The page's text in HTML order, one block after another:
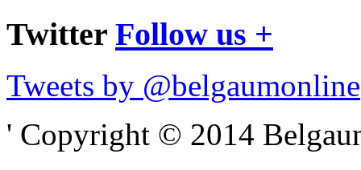
Twitter Follow us +
Tweets by @belgaumonline
' Copyright © 2014